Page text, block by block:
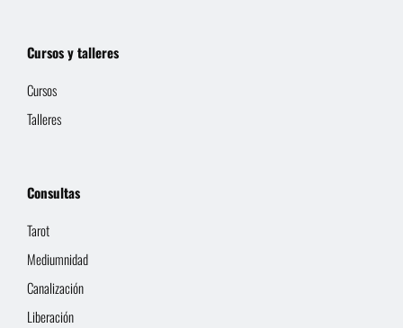
Cursos y talleres
Cursos
Talleres
Consultas
Tarot
Mediumnidad
Canalización
Liberación